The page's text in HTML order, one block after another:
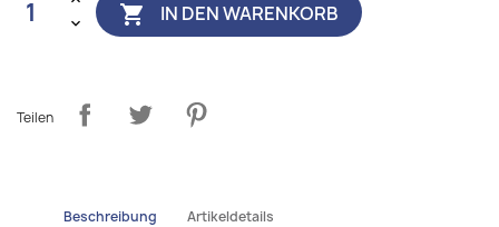
 IN DEN WARENKORB
Teilen
Beschreibung Artikeldetails